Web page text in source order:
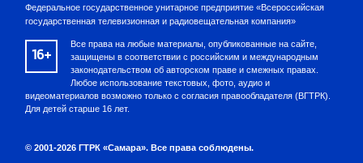
Федеральное государственное унитарное предприятие «Всероссийская
государственная телевизионная и радиовещательная компания»
16+
Все права на любые материалы, опубликованные на сайте,
защищены в соответствии с российским и международным
законодательством об авторском праве и смежных правах.
Любое использование текстовых, фото, аудио и
видеоматериалов возможно только с согласия правообладателя (ВГТРК).
Для детей старше 16 лет.
© 2001-2026 ГТРК «Самара». Все права соблюдены.